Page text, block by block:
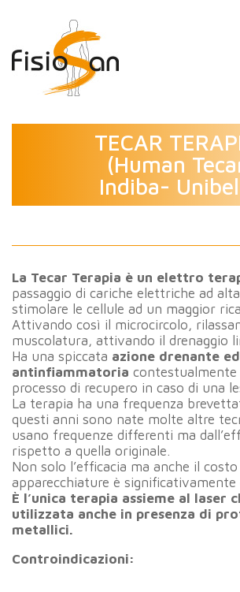
TECAR
(Human
Indiba-
La Tecar Terapia è un elettro
passaggio di cariche elettriche ad
stimolare le cellule ad un maggior
Attivando così il microcircolo,
muscolatura, attivando il drenaggio
Ha una spiccata azione drenante ed
antinfiammatoria contestualmente
processo di recupero in caso di una
La terapia ha una frequenza
questi anni sono nate molte altre
usano frequenze differenti ma
rispetto a quella originale.
Non solo l’efficacia ma anche il
apparecchiature è
È l’unica terapia assieme al laser
utilizzata anche in presenza di
metallici.
Controindicazioni: